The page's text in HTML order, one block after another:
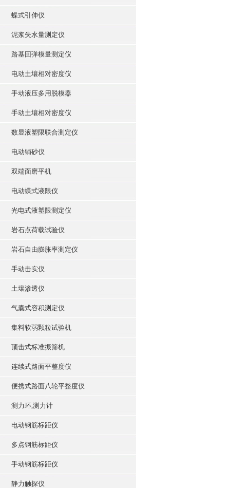
蝶式引伸仪
泥浆失水量测定仪
路基回弹模量测定仪
电动土壤相对密度仪
手动液压多用脱模器
手动土壤相对密度仪
数显液塑限联合测定仪
电动铺砂仪
双端面磨平机
电动蝶式液限仪
光电式液塑限测定仪
岩石点荷载试验仪
岩石自由膨胀率测定仪
手动击实仪
土壤渗透仪
气囊式容积测定仪
集料软弱颗粒试验机
顶击式标准振筛机
连续式路面平整度仪
便携式路面八轮平整度仪
测力环,测力计
电动钢筋标距仪
多点钢筋标距仪
手动钢筋标距仪
静力触探仪